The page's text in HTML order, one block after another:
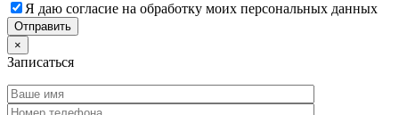
Я даю согласие на обработку моих персональных данных
×
Записаться